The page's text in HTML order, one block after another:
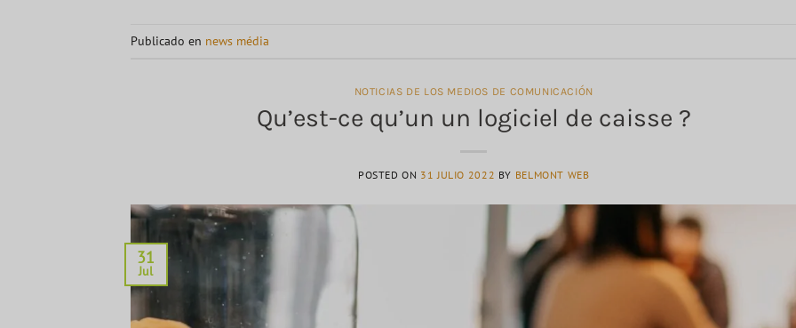
Publicado en news média
NOTICIAS DE LOS MEDIOS DE COMUNICACIÓN
Qu’est-ce qu’un un logiciel de caisse ?
POSTED ON 31 JULIO 2022 BY BELMONT WEB
31
Jul